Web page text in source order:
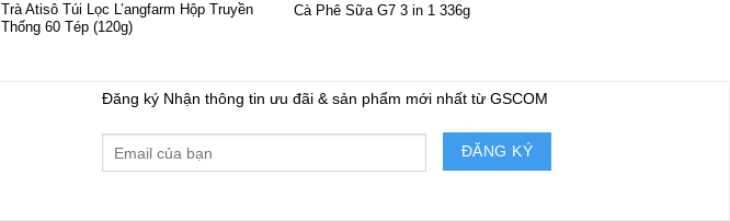
Trà Atisô Túi Lọc L’angfarm Hộp Truyền
Thống 60 Tép (120g)
Cà Phê Sữa G7 3 in 1 336g
Đăng ký Nhận thông tin ưu đãi & sản phẩm mới nhất từ GSCOM